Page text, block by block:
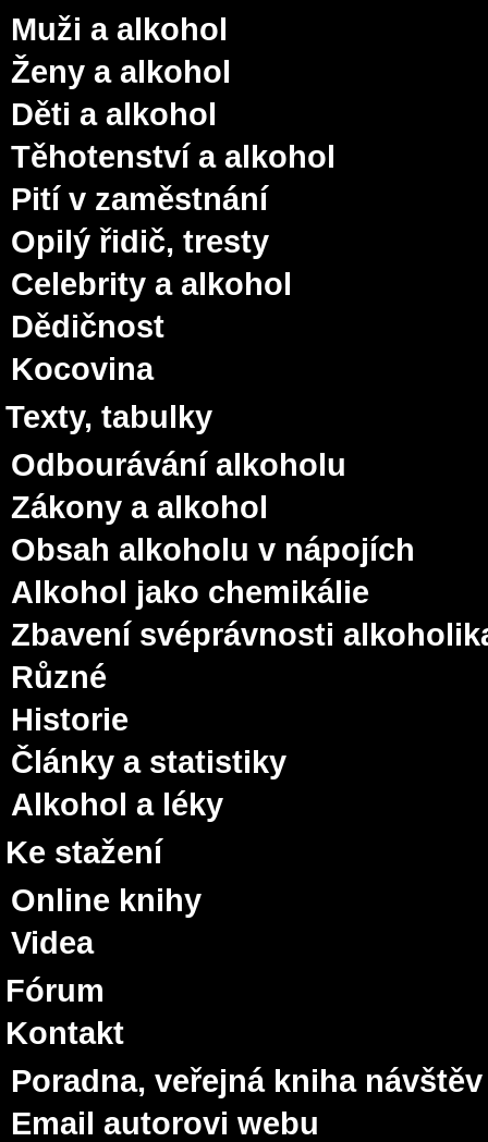
Muži a alkohol
Ženy a alkohol
Děti a alkohol
Těhotenství a alkohol
Pití v zaměstnání
Opilý řidič, tresty
Celebrity a alkohol
Dědičnost
Kocovina
Texty, tabulky
Odbourávání alkoholu
Zákony a alkohol
Obsah alkoholu v nápojích
Alkohol jako chemikálie
Zbavení svéprávnosti
Různé
Historie
Články a statistiky
Alkohol a léky
Ke stažení
Online knihy
Videa
Fórum
Kontakt
Poradna, veřejná kniha návštěv
Email autorovi webu